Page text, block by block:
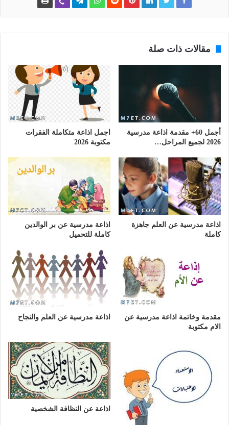
مقالات ذات صلة
أجمل 60+ مقدمة اذاعة مدرسية
2026 لجميع المراحل…
اجمل اذاعة متكاملة الفقرات
مكتوبة 2026
اذاعة مدرسية عن العلم جاهزة
كاملة
اذاعة مدرسية عن بر الوالدين
كاملة للتحميل
مقدمة وخاتمة اذاعة مدرسية عن
الام مكتوبة
اذاعة مدرسية عن العلم والنجاح
اذاعة عن النظافة الشخصية